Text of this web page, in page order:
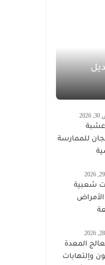
عشبة
للممارسة
شعبية
الأمراض
المعدة
وإلتهابات